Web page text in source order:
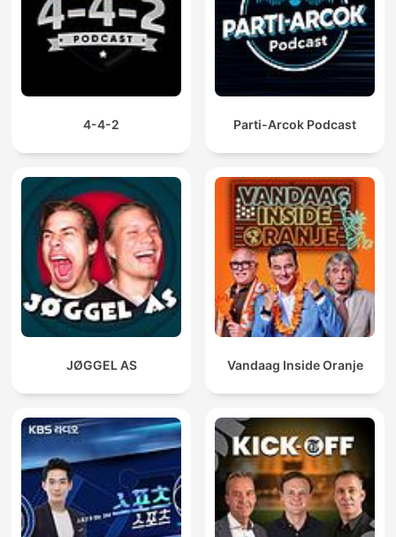
4-4-2 Parti-Arcok Podcast
JØGGEL AS Vandaag Inside Oranje